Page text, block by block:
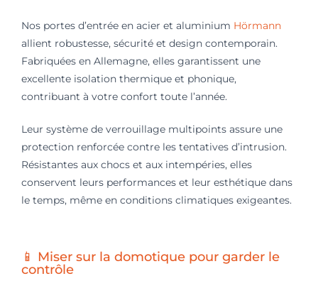
Nos portes d’entrée en acier et aluminium Hörmann
allient robustesse, sécurité et design contemporain.
Fabriquées en Allemagne, elles garantissent une
excellente isolation thermique et phonique,
contribuant à votre confort toute l’année.
Leur système de verrouillage multipoints assure une
protection renforcée contre les tentatives d’intrusion.
Résistantes aux chocs et aux intempéries, elles
conservent leurs performances et leur esthétique dans
le temps, même en conditions climatiques exigeantes.
📱 Miser sur la domotique pour garder le
contrôle